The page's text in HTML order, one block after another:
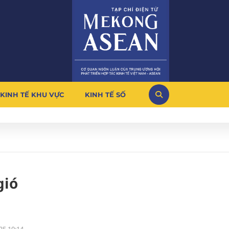
KINH TẾ KHU VỰC KINH TẾ SỐ